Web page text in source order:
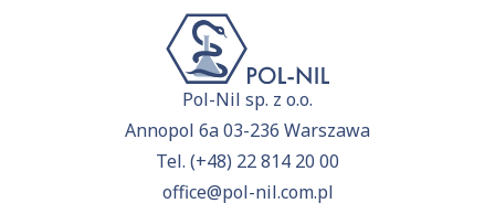
Pol-Nil sp. z o.o.
Annopol 6a 03-236 Warszawa
Tel. (+48) 22 814 20 00
office@pol-nil.com.pl